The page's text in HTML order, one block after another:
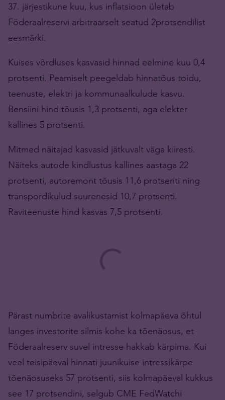
37. järjestikune kuu, kus inflatsioon ületab
Föderaalreservi arbitraarselt seatud 2protsendilist
eesmärki.
Kuises võrdluses kasvasid hinnad eelmine kuu 0,4
protsenti. Peamiselt peegeldab hinnatõus toidu,
teenuste, elektri ja kommunaalkulude kasvu.
Bensiini hind tõusis 1,3 protsenti, aga elekter
kallines 5 protsenti.
Mitmed näitajad kasvasid jätkuvalt väga kiiresti.
Näiteks autode kindlustus kallines aastaga 22
protsenti, autoremont tõusis 11,6 protsenti ning
transpordikulud suurenesid 10,7 protsenti.
Raviteenuste hind kasvas 7,5 protsenti.
Pärast numbrite avalikustamist kolmapäeva õhtul
langes investorite silmis kohe ka tõenäosus, et
Föderaalreserv suvel intresse hakkab kärpima. Kui
veel teisipäeval hinnati juunikuise intressikärpe
tõenäosuseks 57 protsenti, siis kolmapäeval kukkus
see 17 protsendini, selgub CME FedWatchi